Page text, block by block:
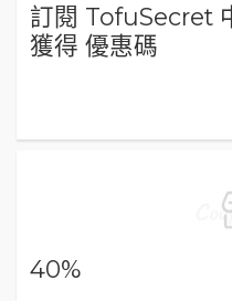
訂閱 TofuSecret
獲得 優惠碼
40%